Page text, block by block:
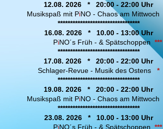
12.08. 2026 * 20:00 - 22:00 Uhr
Musikspaß mit PiNO - Chaos am Mittwoch
*********************************
16.08. 2026 * 10.00 - 13:00 Uhr
PiNO´s Früh - & Spätschoppen ***
*********************************
17.08. 2026 * 20:00 - 22:00 Uhr
Schlager-Revue - Musik des Ostens *
*********************************
19.08. 2026 * 20:00 - 22:00 Uhr
Musikspaß mit PiNO - Chaos am Mittwoch
*********************************
23.08. 2026 * 10.00 - 13:00 Uhr
PiNO´s Früh - & Spätschoppen ***